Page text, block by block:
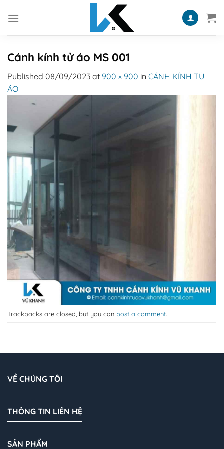
Cánh kính tử áo MS 001
Published 08/09/2023 at 900 × 900 in CÁNH KÍNH TỦ
ÁO
Trackbacks are closed, but you can post a comment.
VỀ CHÚNG TÔI
THÔNG TIN LIÊN HỆ
SẢN PHẨM